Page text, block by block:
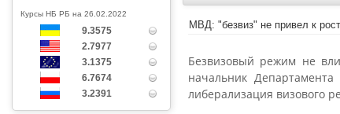
Курсы НБ РБ на 26.02.2022
9.3575
2.7977
3.1375
6.7674
3.2391
МВД: "безвиз" не привел к
Безвизовый режим не
начальник
либерализация визового